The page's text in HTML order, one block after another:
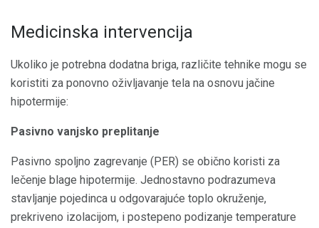
Medicinska intervencija
Ukoliko je potrebna dodatna briga, različite tehnike mogu se
koristiti za ponovno oživljavanje tela na osnovu jačine
hipotermije:
Pasivno vanjsko preplitanje
Pasivno spoljno zagrevanje (PER) se obično koristi za
lečenje blage hipotermije. Jednostavno podrazumeva
stavljanje pojedinca u odgovarajuće toplo okruženje,
prekriveno izolacijom, i postepeno podizanje temperature